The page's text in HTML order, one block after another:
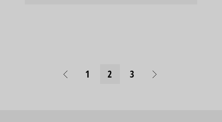
1 2 3